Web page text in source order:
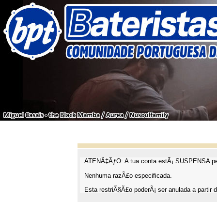
ATENÃ‡ÃƒO: A tua conta estÃ¡ SUSPENSA
Nenhuma razÃ£o especificada.
Esta restriÃ§Ã£o poderÃ¡ ser anulada a partir